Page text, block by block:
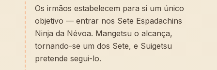
Os irmãos estabelecem para si um único
objetivo — entrar nos Sete Espadachins
Ninja da Névoa. Mangetsu o alcança,
tornando-se um dos Sete, e Suigetsu
pretende segui-lo.